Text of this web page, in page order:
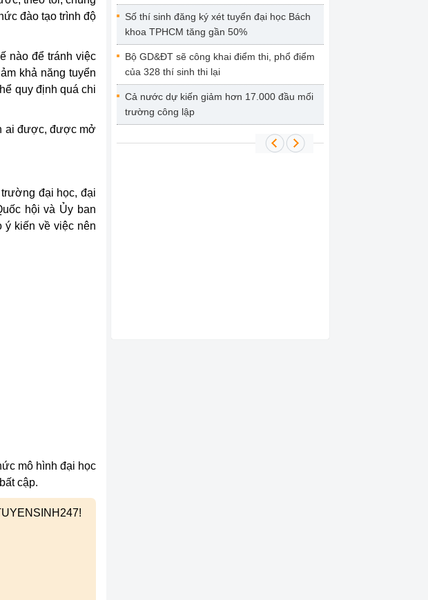
đào tạo trình độ
nào để tránh việc
khả năng tuyển
quy định quá chi
ai được, được mở
đại học, đại
hội và Ủy ban
ý kiến về việc nên
mô hình đại học
cập.
Số thí sinh đăng ký xét tuyển đại học Bách
khoa TPHCM tăng gần 50%
Bộ GD&ĐT sẽ công khai điểm thi, phổ điểm
của 328 thí sinh thi lại
Cả nước dự kiến giảm hơn 17.000 đầu mối
trường công lập